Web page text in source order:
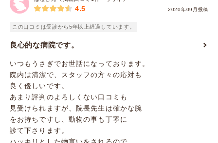
2020年09月投稿
4.5
この口コミは受診から5年以上経過しています。
良心的な病院です。
いつもうさぎでお世話になっております。
院内は清潔で、スタッフの方々の応対も
良く優しいです。
あまり評判のよろしくない口コミも
見受けられますが、院長先生は確かな腕
をお持ちですし、動物の事も丁寧に
診て下さります。